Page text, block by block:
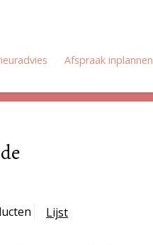
Afspraak inplannen
Lijst